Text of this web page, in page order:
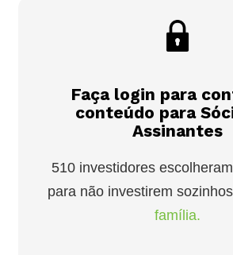
Faça login para
conteúdo para
Assinantes
510 investidores
para não investirem
família.